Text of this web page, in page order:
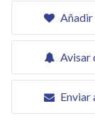
Avisar
Enviar